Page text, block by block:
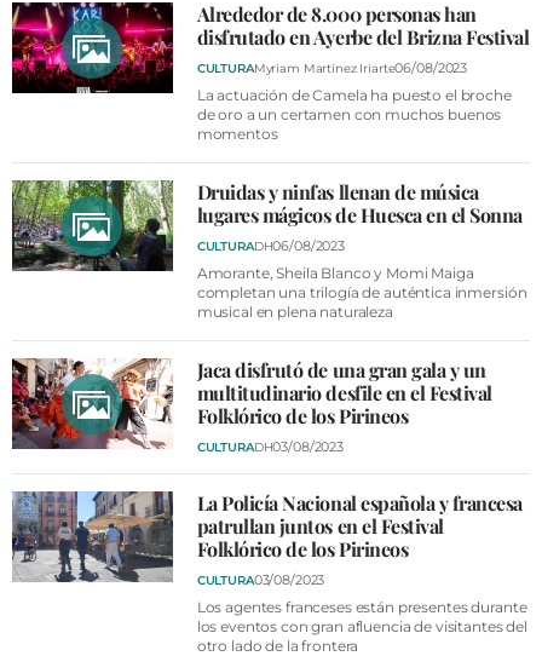
Alrededor de 8.000 personas han
disfrutado en Ayerbe del Brizna Festival
CULTURAMyriam Martínez Iriarte06/08/2023
La actuación de Camela ha puesto el broche
de oro a un certamen con muchos buenos
momentos
Druidas y ninfas llenan de música
lugares mágicos de Huesca en el Sonna
CULTURADH06/08/2023
Amorante, Sheila Blanco y Momi Maiga
completan una trilogía de auténtica inmersión
musical en plena naturaleza
Jaca disfrutó de una gran gala y un
multitudinario desfile en el Festival
Folklórico de los Pirineos
CULTURADH03/08/2023
La Policía Nacional española y francesa
patrullan juntos en el Festival
Folklórico de los Pirineos
CULTURA03/08/2023
Los agentes franceses están presentes durante
los eventos con gran afluencia de visitantes del
otro lado de la frontera